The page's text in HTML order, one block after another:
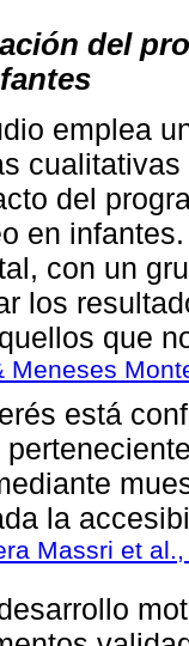
del
emplea
del
en
con un
los
que
Meneses
está
la
Massri et